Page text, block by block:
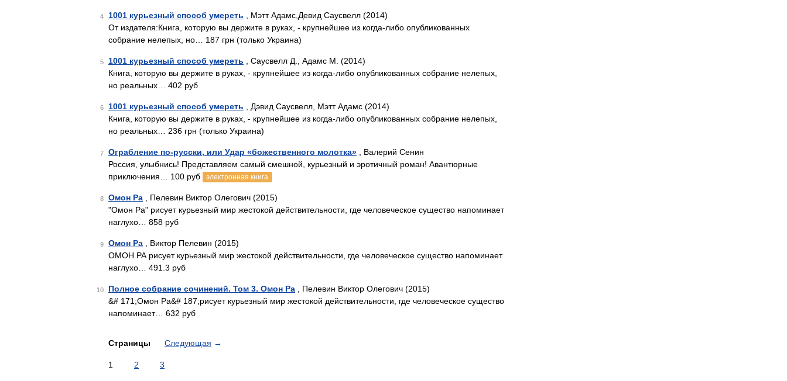
4 1001 курьезный способ умереть , Мэтт Адамс,Девид Саусвелл (2014)
От издателя:Книга, которую вы держите в руках, - крупнейшее из когда-либо опубликованных
собрание нелепых, но… 187 грн (только Украина)
5 1001 курьезный способ умереть , Саусвелл Д., Адамс М. (2014)
Книга, которую вы держите в руках, - крупнейшее из когда-либо опубликованных собрание нелепых,
но реальных… 402 руб
6 1001 курьезный способ умереть , Дэвид Саусвелл, Мэтт Адамс (2014)
Книга, которую вы держите в руках, - крупнейшее из когда-либо опубликованных собрание нелепых,
но реальных… 236 грн (только Украина)
7 Ограбление по-русски, или Удар «божественного молотка» , Валерий Сенин
Россия, улыбнись! Представляем самый смешной, курьезный и эротичный роман! Авантюрные
приключения… 100 руб
электронная книга
8 Омон Ра , Пелевин Виктор Олегович (2015)
"Омон Ра" рисует курьезный мир жестокой действительности, где человеческое существо напоминает
наглухо… 858 руб
9 Омон Ра , Виктор Пелевин (2015)
ОМОН РА рисует курьезный мир жестокой действительности, где человеческое существо напоминает
наглухо… 491.3 руб
10 Полное собрание сочинений. Том 3. Омон Ра , Пелевин Виктор Олегович (2015)
&# 171;Омон Ра&# 187;рисует курьезный мир жестокой действительности, где человеческое существо
напоминает… 632 руб
Страницы Следующая →
1 2 3